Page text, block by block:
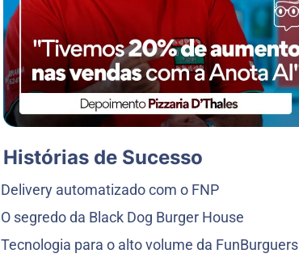
Histórias de Sucesso
Delivery automatizado com o FNP
O segredo da Black Dog Burger House
Tecnologia para o alto volume da FunBurguers